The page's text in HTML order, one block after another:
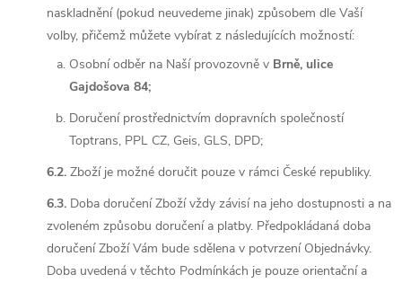
naskladnění (pokud neuvedeme jinak) způsobem dle Vaší
volby, přičemž můžete vybírat z následujících možností:
Osobní odběr na Naší provozovně v Brně, ulice
Gajdošova 84;
Doručení prostřednictvím dopravních společností
Toptrans, PPL CZ, Geis, GLS, DPD;
6.2. Zboží je možné doručit pouze v rámci České republiky.
6.3. Doba doručení Zboží vždy závisí na jeho dostupnosti a na
zvoleném způsobu doručení a platby. Předpokládaná doba
doručení Zboží Vám bude sdělena v potvrzení Objednávky.
Doba uvedená v těchto Podmínkách je pouze orientační a